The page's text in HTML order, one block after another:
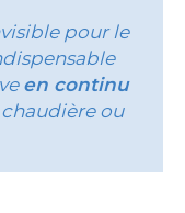
pour le
en continu
ou